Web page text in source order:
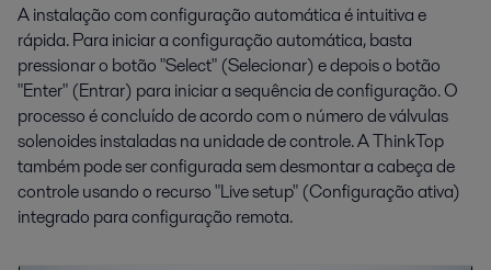
A instalação com configuração automática é intuitiva e
rápida. Para iniciar a configuração automática, basta
pressionar o botão "Select" (Selecionar) e depois o botão
"Enter" (Entrar) para iniciar a sequência de configuração. O
processo é concluído de acordo com o número de válvulas
solenoides instaladas na unidade de controle. A ThinkTop
também pode ser configurada sem desmontar a cabeça de
controle usando o recurso "Live setup" (Configuração ativa)
integrado para configuração remota.